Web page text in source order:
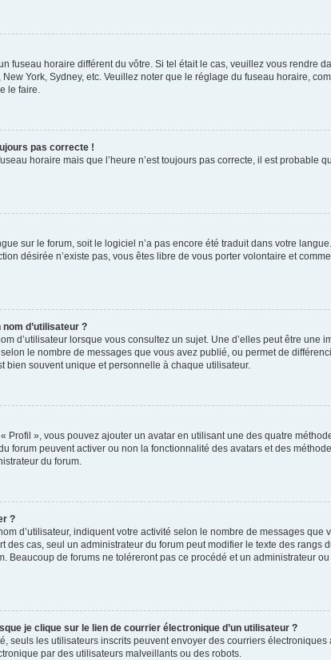
fuseau horaire différent du vôtre. Si tel était le cas, veuillez vous rendre
York, Sydney, etc. Veuillez noter que le réglage du fuseau horaire,
le faire.
pas correcte !
horaire mais que l’heure n’est toujours pas correcte, il est
sur le forum, soit le logiciel n’a pas encore été traduit dans votre
désirée n’existe pas, vous êtes libre de vous porter volontaire et
d’utilisateur ?
d’utilisateur lorsque vous consultez un sujet. Une d’elles peut être
le nombre de messages que vous avez publié, ou permet de
bien souvent unique et personnelle à chaque utilisateur.
Profil », vous pouvez ajouter un avatar en utilisant une des quatre
forum peuvent activer ou non la fonctionnalité des avatars et des
du forum.
?
d’utilisateur, indiquent votre activité selon le nombre de messages
des cas, seul un administrateur du forum peut modifier le texte des
Beaucoup de forums ne toléreront pas ce procédé et un administrateur
je clique sur le lien de courrier électronique d’un utilisateur ?
seuls les utilisateurs inscrits peuvent envoyer des courriers
par des utilisateurs malveillants ou des robots.